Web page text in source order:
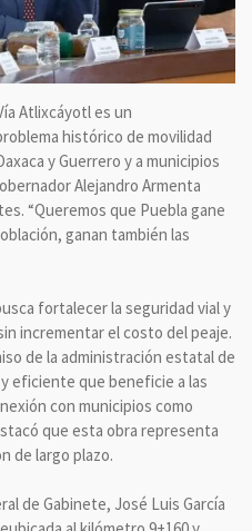
Atlixcáyotl es un
histórico de movilidad
y Guerrero y a municipios
Alejandro Armenta
“Queremos que Puebla gane
ganan también las
fortalecer la seguridad vial y
incrementar el costo del peaje.
de la administración estatal de
eficiente que beneficie a las
con municipios como
que esta obra representa
de largo plazo.
de Gabinete, José Luis García